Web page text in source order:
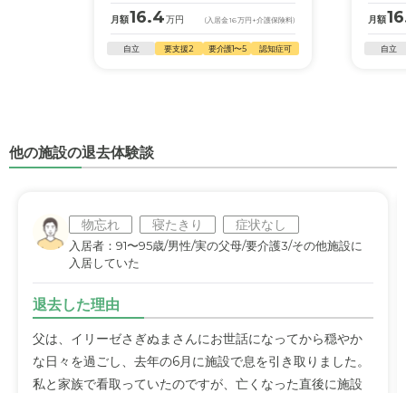
月額16.4万円 (入居金16万円 +介護保険料)
自立 要支援2 要介護1〜5 認知症可
月額
自立
他の施設の退去体験談
物忘れ 寝たきり 症状なし
入居者：91〜95歳/男性/実の父母/要介護3/その他施設に
入居していた
退去した理由
父は、イリーゼさぎぬまさんにお世話になってから穏やか
な日々を過ごし、去年の6月に施設で息を引き取りました。
私と家族で看取っていたのですが、亡くなった直後に施設